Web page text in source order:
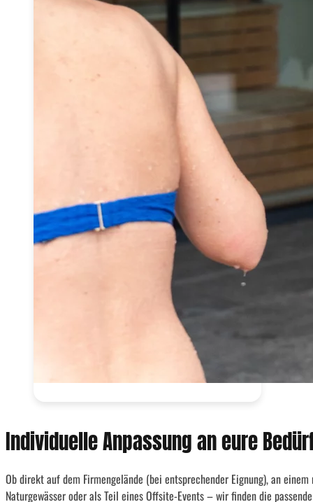
Individuelle Anpassung an eure
Ob direkt auf dem Firmengelände (bei entsprechender Eignung), an einem
Naturgewässer oder als Teil eines Offsite-Events – wir finden die